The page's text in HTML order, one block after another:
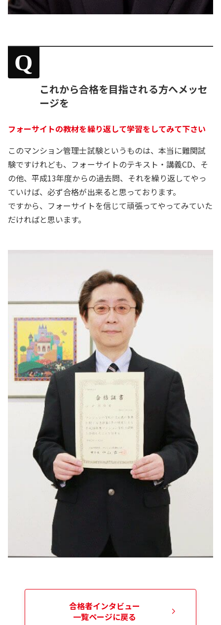
Q
これから合格を目指される方へメッセ
ージを
フォーサイトの教材を繰り返して学習をしてみて下さい
このマンション管理士試験というものは、本当に難関試
験ですけれども、フォーサイトのテキスト・講義CD、そ
の他、平成13年度からの過去問、それを繰り返してやっ
ていけば、必ず合格が出来ると思っております。
ですから、フォーサイトを信じて頑張ってやってみていた
だければと思います。
合格者インタビュー
一覧ページに戻る